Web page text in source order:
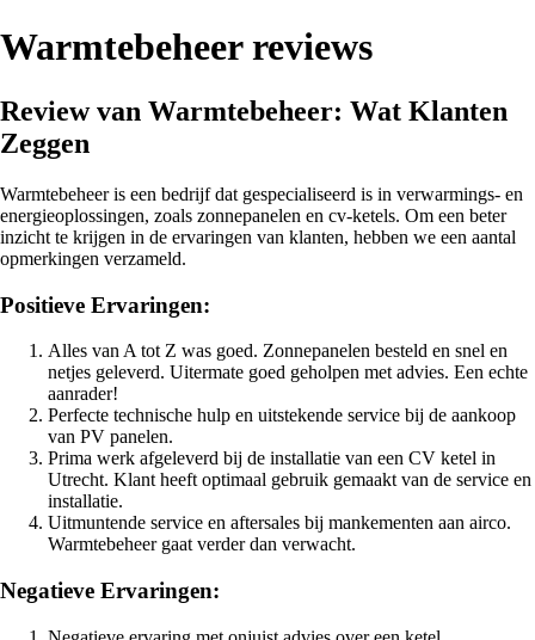
Warmtebeheer reviews
Review van Warmtebeheer: Wat Klanten
Zeggen
Warmtebeheer is een bedrijf dat gespecialiseerd is in verwarmings- en
energieoplossingen, zoals zonnepanelen en cv-ketels. Om een beter
inzicht te krijgen in de ervaringen van klanten, hebben we een aantal
opmerkingen verzameld.
Positieve Ervaringen:
Alles van A tot Z was goed. Zonnepanelen besteld en snel en
netjes geleverd. Uitermate goed geholpen met advies. Een echte
aanrader!
Perfecte technische hulp en uitstekende service bij de aankoop
van PV panelen.
Prima werk afgeleverd bij de installatie van een CV ketel in
Utrecht. Klant heeft optimaal gebruik gemaakt van de service en
installatie.
Uitmuntende service en aftersales bij mankementen aan airco.
Warmtebeheer gaat verder dan verwacht.
Negatieve Ervaringen: